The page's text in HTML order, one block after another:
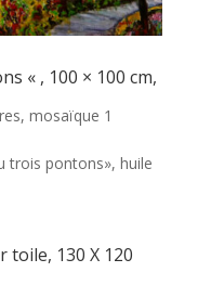
« , 100 × 100 cm,
, mosaïque 1
trois pontons», huile
toile, 130 X 120